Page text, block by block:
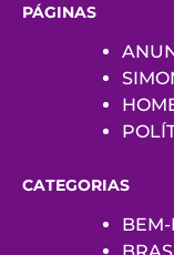
PÁGINAS
CATEGORIAS
BEM-